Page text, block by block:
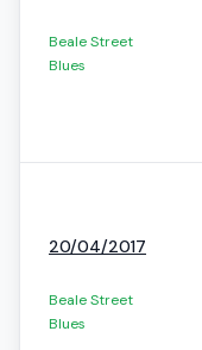
Beale Street
Blues
20/04/2017
Beale Street
Blues